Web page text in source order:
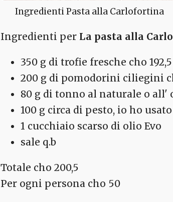
Ingredienti Pasta alla Carlofortina
Ingredienti per La pasta alla
350 g di trofie fresche cho 192,5
200 g di pomodorini ciliegini
80 g di tonno al naturale o all'
100 g circa di pesto, io ho
1 cucchiaio scarso di olio Evo
sale q.b
Totale cho 200,5
Per ogni persona cho 50